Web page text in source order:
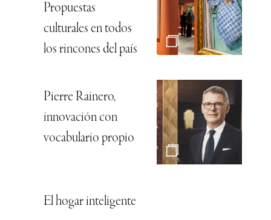
Propuestas
culturales en todos
los rincones del país
Pierre Rainero,
innovación con
vocabulario propio
El hogar inteligente